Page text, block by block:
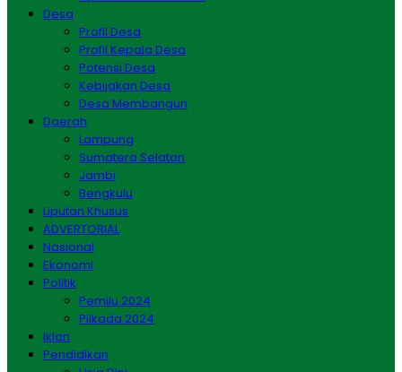
Desa
Profil Desa
Profil Kepala Desa
Potensi Desa
Kebijakan Desa
Desa Membangun
Daerah
Lampung
Sumatera Selatan
Jambi
Bengkulu
Liputan Khusus
ADVERTORIAL
Nasional
Ekonomi
Politik
Pemilu 2024
Pilkada 2024
Iklan
Pendidikan